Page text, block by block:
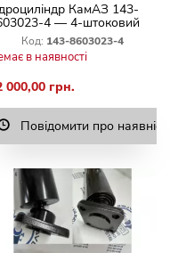
КамАЗ 143-
4 — 4-штоковий
Код: 143-8603023-4
в наявності
000,00 грн.
Повідомити про